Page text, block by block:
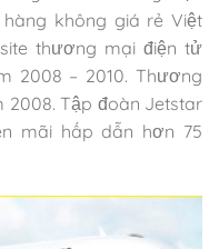
không giá rẻ Việt
thương mại điện tử
2008 – 2010. Thương
2008. Tập đoàn Jetstar
mãi hấp dẫn hơn 75